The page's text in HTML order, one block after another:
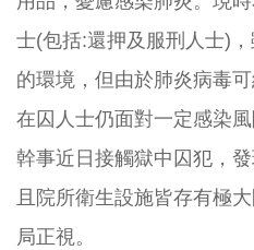
士(包括:還押及服刑人士)
的環境，但由於肺炎病毒
在囚人士仍面對一定感染
幹事近日接觸獄中囚犯，
且院所衛生設施皆存有極
局正視。